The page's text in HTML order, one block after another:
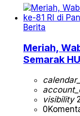
Berita
Meriah,
Semarak
visibility
0